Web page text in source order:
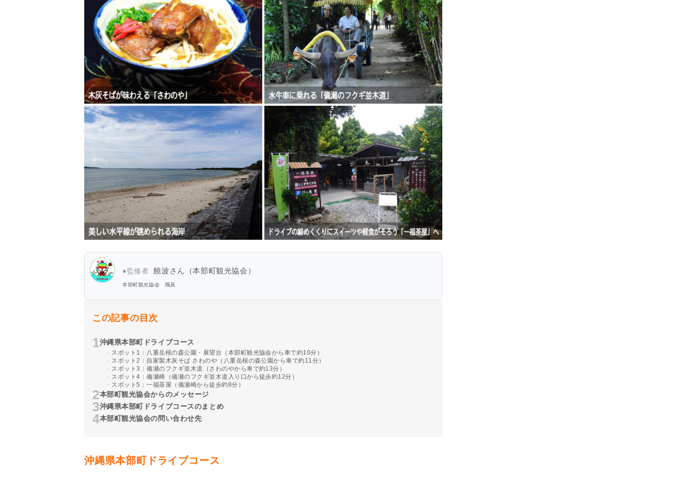
●監修者 饒波さん（本部町観光協会）
本部町観光協会 職員
この記事の目次
沖縄県本部町ドライブコース
スポット1：八重岳桜の森公園・展望台（本部町観光協会から車で約10分）
スポット2：自家製木灰そば さわのや（八重岳桜の森公園から車で約11分）
スポット3：備瀬のフクギ並木道（さわのやから車で約13分）
スポット4：備瀬崎（備瀬のフクギ並木道入り口から徒歩約12分）
スポット5：一福茶屋（備瀬崎から徒歩約8分）
本部町観光協会からのメッセージ
沖縄県本部町ドライブコースのまとめ
本部町観光協会の問い合わせ先
沖縄県本部町ドライブコース